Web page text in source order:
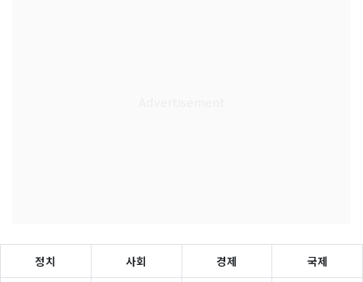
정치 사회 경제 국제